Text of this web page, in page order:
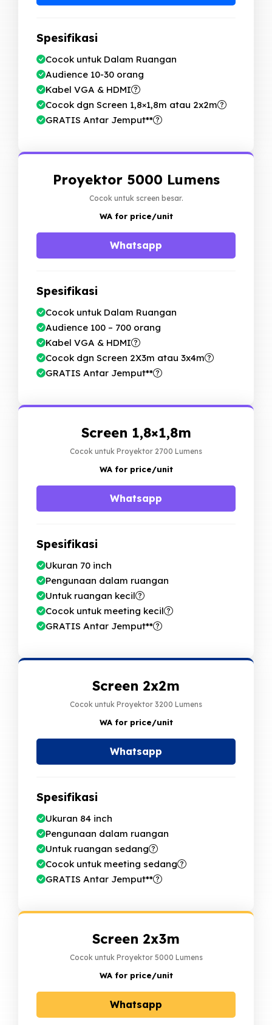
Spesifikasi
Cocok untuk Dalam Ruangan
Audience 10-30 orang
Kabel VGA & HDMI
Cocok dgn Screen 1,8×1,8m atau 2x2m
GRATIS Antar Jemput**
Proyektor 5000 Lumens
Cocok untuk screen besar.
WA for price/unit
Whatsapp
Spesifikasi
Cocok untuk Dalam Ruangan
Audience 100 – 700 orang
Kabel VGA & HDMI
Cocok dgn Screen 2X3m atau 3x4m
GRATIS Antar Jemput**
Screen 1,8×1,8m
Cocok untuk Proyektor 2700 Lumens
WA for price/unit
Whatsapp
Spesifikasi
Ukuran 70 inch
Pengunaan dalam ruangan
Untuk ruangan kecil
Cocok untuk meeting kecil
GRATIS Antar Jemput**
Screen 2x2m
Cocok untuk Proyektor 3200 Lumens
WA for price/unit
Whatsapp
Spesifikasi
Ukuran 84 inch
Pengunaan dalam ruangan
Untuk ruangan sedang
Cocok untuk meeting sedang
GRATIS Antar Jemput**
Screen 2x3m
Cocok untuk Proyektor 5000 Lumens
WA for price/unit
Whatsapp